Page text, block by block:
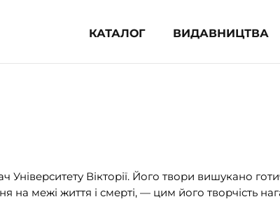
КАТАЛОГ ВИДАВНИЦТВА
(1854)
довідники, словники
Вікторії. Його твори вишукано
на межі життя і смерті, — цим його творчість